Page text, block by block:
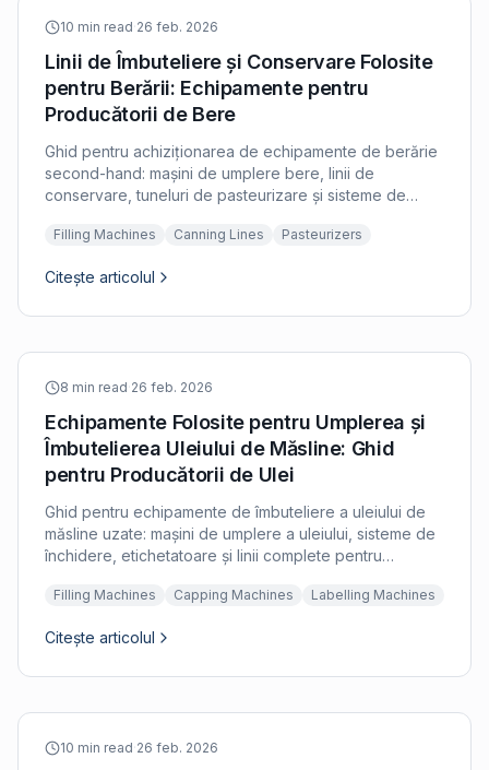
10 min read·26 feb. 2026
Linii de Îmbuteliere și Conservare Folosite
pentru Berării: Echipamente pentru
Producătorii de Bere
Ghid pentru achiziționarea de echipamente de berărie
second-hand: mașini de umplere bere, linii de
conservare, tuneluri de pasteurizare și sisteme de
pentru berăriile artizanale și producătorii de bere.
Filling Machines Canning Lines Pasteurizers
Citește articolul
8 min read·26 feb. 2026
Echipamente Folosite pentru Umplerea și
Îmbutelierea Uleiului de Măsline: Ghid
pentru Producătorii de Ulei
Ghid pentru echipamente de îmbuteliere a uleiului de
măsline uzate: mașini de umplere a uleiului, sisteme de
închidere, etichetatoare și linii complete pentru
pentru umplerea lichidelor vâscoase.
Filling Machines Capping Machines Labelling Machines
Citește articolul
10 min read·26 feb. 2026